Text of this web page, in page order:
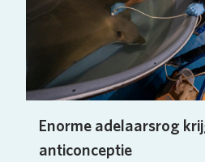
Enorme adelaarsrog
anticonceptie